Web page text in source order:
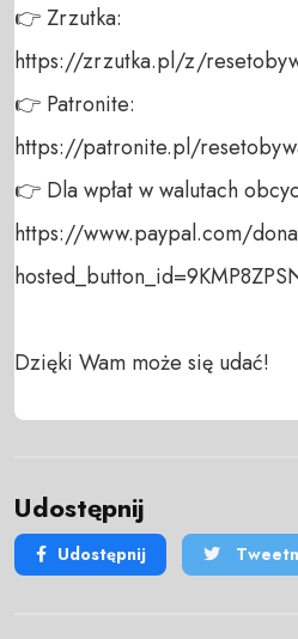
👉 Zrzutka:
https://zrzutka.pl/z/
👉 Patronite:
https://patronite.pl/
👉 Dla wpłat w walutach
https://www.paypal.com/
Dzięki Wam może się udać!
Udostępnij
Udostępnij